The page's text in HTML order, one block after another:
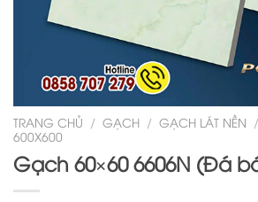
TRANG CHỦ / GẠCH / GẠCH LÁT NỀN /
600X600
Gạch 60×60 6606N (Đá